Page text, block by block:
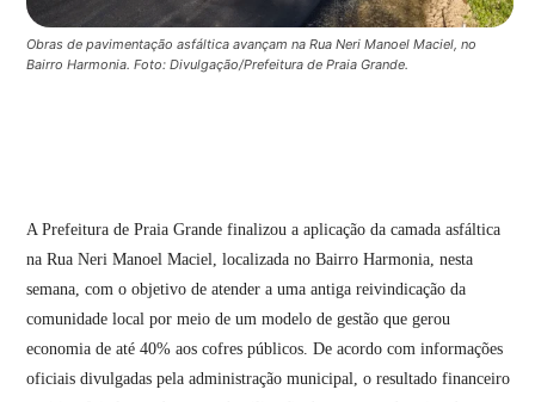
Obras de pavimentação asfáltica avançam na Rua Neri Manoel Maciel, no
Bairro Harmonia. Foto: Divulgação/Prefeitura de Praia Grande.
A Prefeitura de Praia Grande finalizou a aplicação da camada asfáltica
na Rua Neri Manoel Maciel, localizada no Bairro Harmonia, nesta
semana, com o objetivo de atender a uma antiga reivindicação da
comunidade local por meio de um modelo de gestão que gerou
economia de até 40% aos cofres públicos. De acordo com informações
oficiais divulgadas pela administração municipal, o resultado financeiro